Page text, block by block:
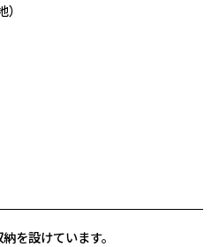
を設けています。